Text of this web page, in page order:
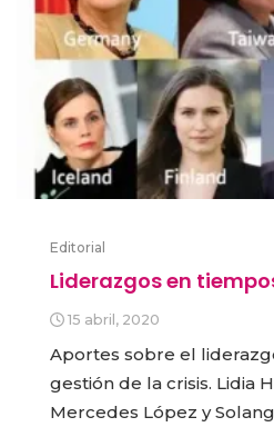
Editorial
Liderazgos en
15 abril, 2020
Aportes sobre el
gestión de la crisis. Lidia
Mercedes López y